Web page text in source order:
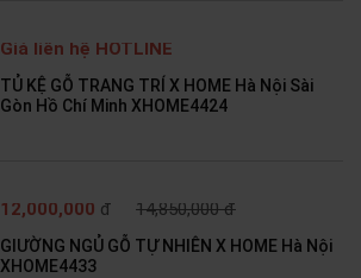
Giá liên hệ HOTLINE
TỦ KỆ GỖ TRANG TRÍ X HOME Hà Nội Sài
Gòn Hồ Chí Minh XHOME4424
12,000,000 đ 14,850,000 đ
GIƯỜNG NGỦ GỖ TỰ NHIÊN X HOME Hà Nội
XHOME4433